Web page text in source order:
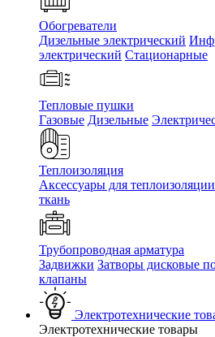
Обогреватели
Дизельные электрический
электрический Стационарные
Тепловые пушки
Газовые Дизельные
Теплоизоляция
Аксессуары для теплоизоляции
ткань
Трубопроводная арматура
Задвижки Затворы дисковые
клапаны
Электротехнические
Электротехнические товары